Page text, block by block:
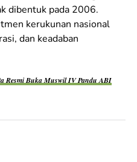
dibentuk pada 2006.
kerukunan nasional
dan keadaban
Resmi Buka Muswil IV Pandu ABI